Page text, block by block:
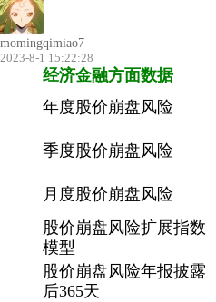
momingqimiao7
2023-8-1 15:22:28
经济金融方面数据
年度股价崩盘风险
季度股价崩盘风险
月度股价崩盘风险
股价崩盘风险扩展指数
模型
股价崩盘风险年报披露
后365天